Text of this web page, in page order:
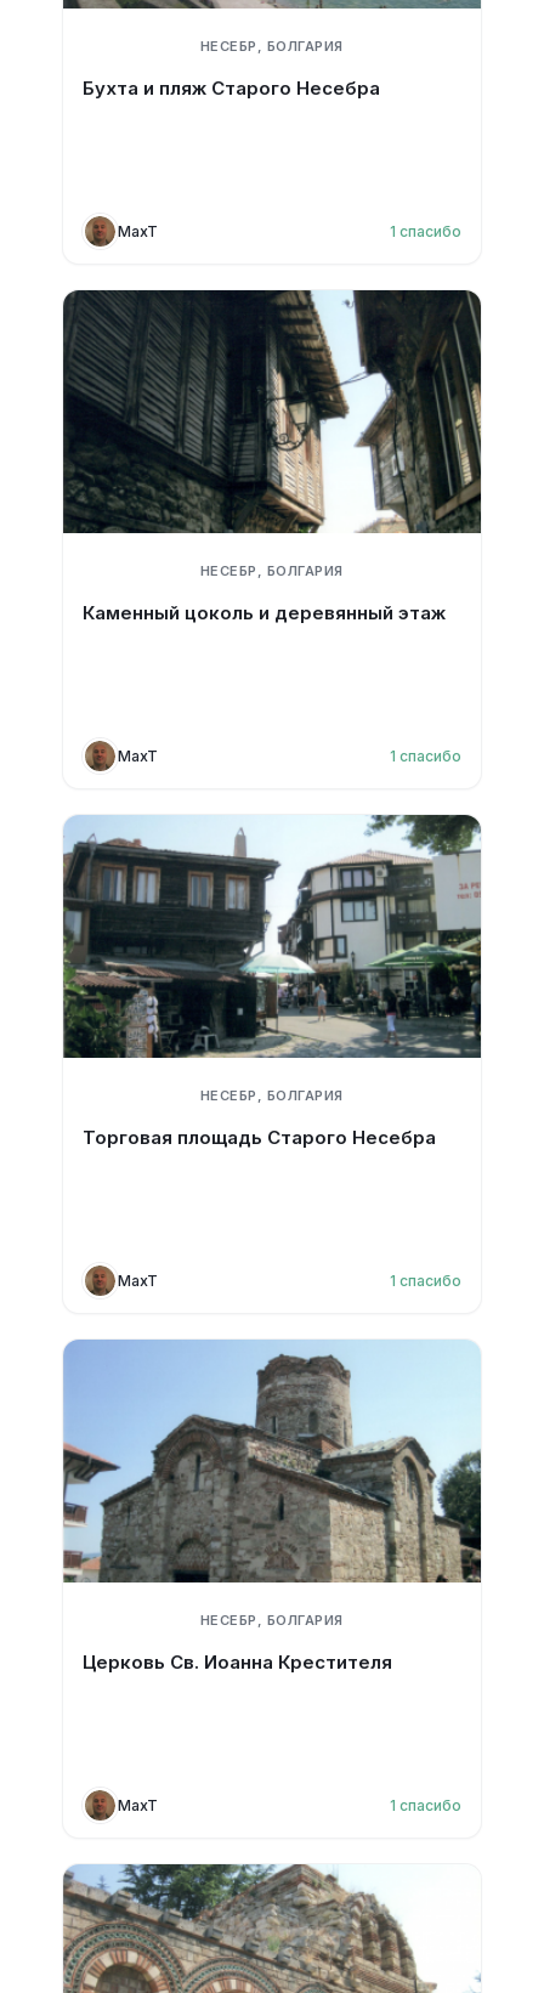
НЕСЕБР, БОЛГАРИЯ
Бухта и пляж Старого Несебра
MaxT 1 спасибо
НЕСЕБР, БОЛГАРИЯ
Каменный цоколь и деревянный этаж
MaxT 1 спасибо
НЕСЕБР, БОЛГАРИЯ
Торговая площадь Старого Несебра
MaxT 1 спасибо
НЕСЕБР, БОЛГАРИЯ
Церковь Св. Иоанна Крестителя
MaxT 1 спасибо